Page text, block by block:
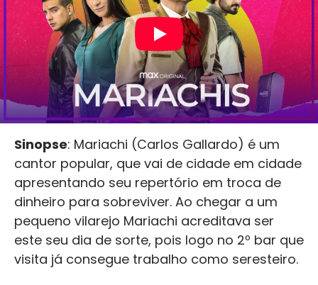
Sinopse: Mariachi (Carlos Gallardo) é um
cantor popular, que vai de cidade em cidade
apresentando seu repertório em troca de
dinheiro para sobreviver. Ao chegar a um
pequeno vilarejo Mariachi acreditava ser
este seu dia de sorte, pois logo no 2º bar que
visita já consegue trabalho como seresteiro.